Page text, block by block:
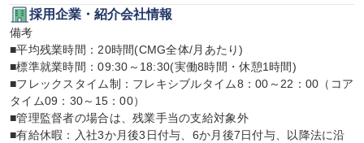
採用企業・紹介会社情報
備考
■平均残業時間：20時間(CMG全体/月あたり)
■標準就業時間：09:30～18:30(実働8時間・休憩1時間)
■フレックスタイム制：フレキシブルタイム8：00～22：00（コア
タイム09：30～15：00）
■管理監督者の場合は、残業手当の支給対象外
■有給休暇：入社3か月後3日付与、6か月後7日付与、以降法に沿